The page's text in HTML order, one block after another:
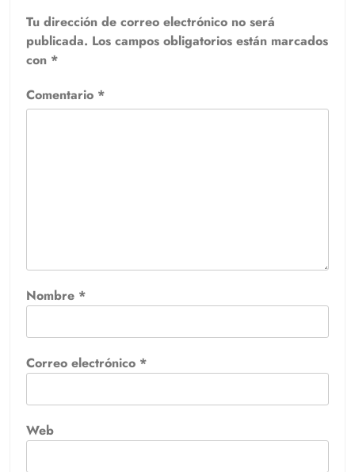
Tu dirección de correo electrónico no será
publicada. Los campos obligatorios están marcados
con *
Comentario *
Nombre *
Correo electrónico *
Web